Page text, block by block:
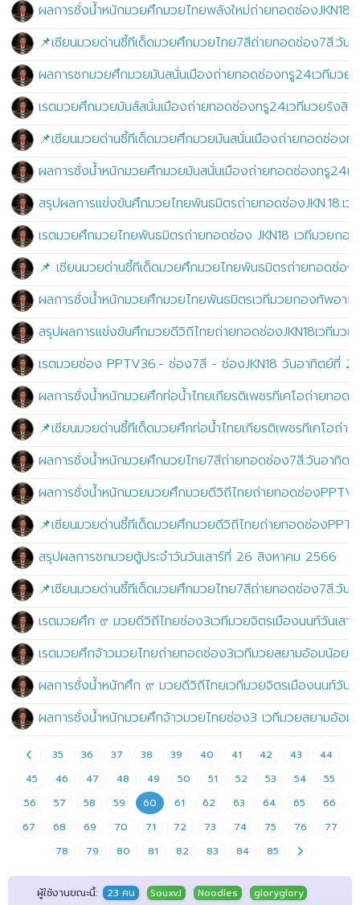
ผลการชั่งน้ำหนักมวยศึกมวยไทยพลังใหม่ถ่ายทอดช่อง
📌เซียนมวยด่านชี้ทีเด็ดมวยศึกมวยไทย7สีถ่ายทอดช่อง7สี.วั
ผลการชกมวยศึกมวยมันสนั่นเมืองถ่ายทอดช่องทรู24เวทีมว
เรตมวยศึกมวยมันส์สนั่นเมืองถ่ายทอดช่องทรู24เวทีมวยรัง
📌เซียนมวยด่านชี้ทีเด็ดมวยศึกมวยมันสนั่นเมืองถ่ายทอดช่อ
ผลการชั่งน้ำหนักมวยศึกมวยมันสนั่นเมืองถ่ายทอดช่องทรู24
สรุปผลการแข่งขันศึกมวยไทยพันธมิตรถ่ายทอดช่องJKN.18.
เรตมวยศึกมวยไทยพันธมิตรถ่ายทอดช่อง JKN18 เวทีมวยก
📌 เซียนมวยด่านชี้ทีเด็ดมวยศึกมวยไทยพันธมิตรถ่ายทอดช่อ
ผลการชั่งน้ำหนักมวยศึกมวยไทยพันธมิตรเวทีมวยกองทัพอา
สรุปผลการแข่งขันศึกมวยดีวิถีไทยถ่ายทอดช่องJKN18เวทีม
เรตมวยช่อง PPTV36.- ช่อง7สี - ช่องJKN18 วันอาทิตย์ที่
ผลการชั่งน้ำหนักมวยศึกท่อน้ำไทยเกียรติเพชรทีเคโอถ่ายทอด
📌เซียนมวยด่านชี้ทีเด็ดมวยศึกท่อน้ำไทยเกียรติเพชรทีเคโอ
ผลการชั่งน้ำหนักมวยศึกมวยไทย7สีถ่ายทอดช่อง7สี.วันอาทิต
ผลการชั่งน้ำหนักมวยมวยศึกมวยดีวิถีไทยถ่ายทอดช่อง
📌เซียนมวยด่านชี้ทีเด็ดมวยศึกมวยดีวิถีไทยถ่ายทอดช่อง
สรุปผลการชกมวยตู้ประจำวันวันเสาร์ที่ 26 สิงหาคม 2566
📌เซียนมวยด่านชี้ทีเด็ดมวยศึกมวยไทย7สีถ่ายทอดช่อง7สี.วั
เรตมวยศึก ๙ มวยดีวิถีไทยช่อง3เวทีมวยจิตรเมืองนนท์วันเส
เรตมวยศึกจ้าวมวยไทยถ่ายทอดช่อง3เวทีมวยสยามอ้อมน้อย
ผลการชั่งน้ำหนักศึก ๙ มวยดีวิถีไทยเวทีมวยจิตรเมืองนนท์วัน
ผลการชั่งน้ำหนักมวยศึกจ้าวมวยไทยช่อง3 เวทีมวยสยามอ้อ
35 36 37 38 39 40 41 42 43
44
45
46 47 48 49 50 51 52 53 54
55
56
57 58 59 60 61 62 63 64 65
66
67
68 69 70 71 72 73 74 75 76
77
78
79 80 81 82 83 84 85
ผู้ใช้งานขณะนี้: 23 คน SouxvJ Noodles gloryglory